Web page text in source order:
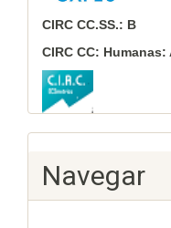
CIRC CC.SS.: B
CIRC CC: Humanas:
Navegar